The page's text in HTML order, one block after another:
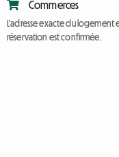
Commerces
L'adresse exacte du
réservation est confirmée.